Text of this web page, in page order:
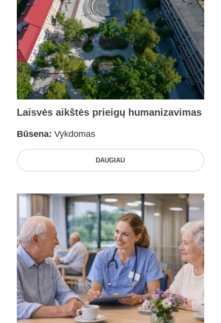
Laisvės aikštės prieigų humanizavimas
Būsena: Vykdomas
DAUGIAU